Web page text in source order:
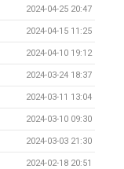
2024-04-25 20:47
2024-04-15 11:25
2024-04-10 19:12
2024-03-24 18:37
2024-03-11 13:04
2024-03-10 09:30
2024-03-03 21:30
2024-02-18 20:51